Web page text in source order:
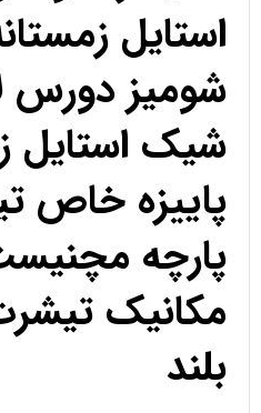
استایل
شومیز دورس
شیک استایل
پاییزه خاص
پارچه
مکانیک
بلند